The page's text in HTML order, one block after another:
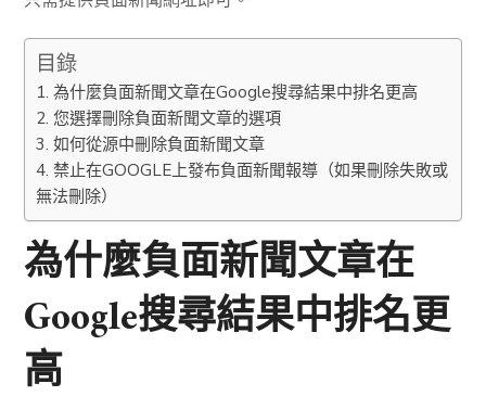
目錄
為什麼負面新聞文章在Google搜尋結果中排名更高
您選擇刪除負面新聞文章的選項
如何從源中刪除負面新聞文章
禁止在GOOGLE上發布負面新聞報導（如果刪除失敗或
無法刪除）
為什麼負面新聞文章在
Google搜尋結果中排名更
高